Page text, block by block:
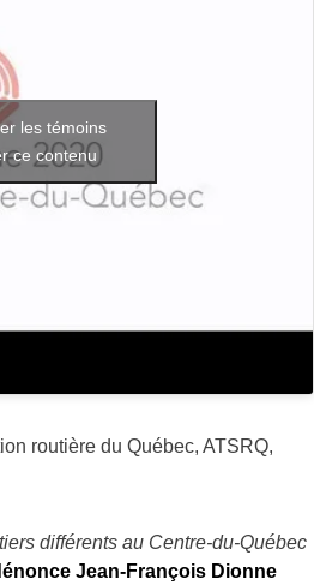
les témoins
ce contenu
routière du Québec, ATSRQ,
différents au Centre-du-Québec
Jean-François Dionne